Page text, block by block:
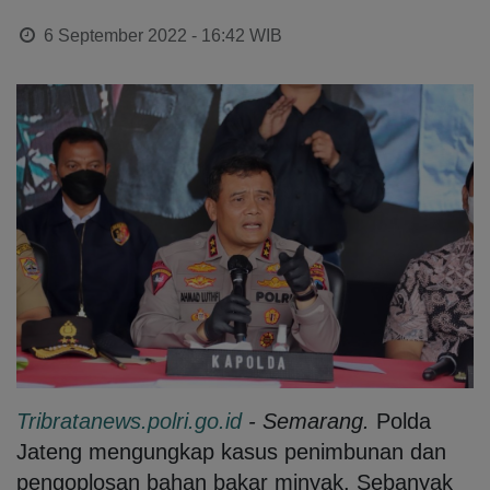
6 September 2022 - 16:42 WIB
Tribratanews.polri.go.id- Semarang. Polda
Jateng mengungkap kasus penimbunan dan
pengoplosan bahan bakar minyak. Sebanyak